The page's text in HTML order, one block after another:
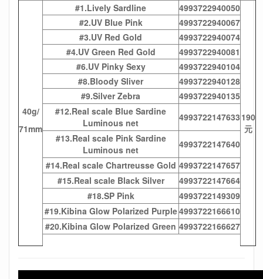
40g/
71mm
#1.Lively Sardline 4993722940050
190
元
#2.UV Blue Pink
4993722940067
#3.UV Red Gold
4993722940074
#4.UV Green Red Gold
4993722940081
#6.UV Pinky Sexy
4993722940104
#8.Bloody Sliver
4993722940128
#9.Silver Zebra
4993722940135
#12.Real scale Blue Sardine
Luminous net
4993722147633
#13.Real scale Pink Sardine
Luminous net
4993722147640
#14.Real scale Chartreusse Gold 4993722147657
#15.Real scale Black Silver
4993722147664
#18.SP Pink
4993722149309
#19.Kibina Glow Polarized Purple4993722166610
#20.Kibina Glow Polarized Green 4993722166627